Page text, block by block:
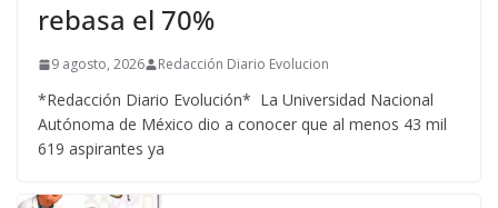
rebasa el 70%
9 agosto, 2026 Redacción Diario Evolucion
*Redacción Diario Evolución* La Universidad Nacional
Autónoma de México dio a conocer que al menos 43 mil
619 aspirantes ya